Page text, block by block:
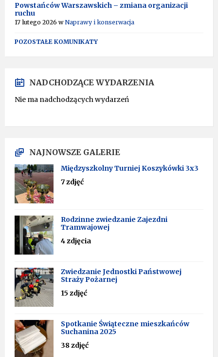
Powstańców Warszawskich – zmiana organizacji
ruchu
17 lutego 2026 wNaprawy i konserwacja
POZOSTAŁE KOMUNIKATY
NADCHODZĄCE WYDARZENIA
Nie ma nadchodzących wydarzeń
NAJNOWSZE GALERIE
Międzyszkolny Turniej Koszykówki 3x3
7 zdjęć
Rodzinne zwiedzanie Zajezdni
Tramwajowej
4 zdjęcia
Zwiedzanie Jednostki Państwowej
Straży Pożarnej
15 zdjęć
Spotkanie Świąteczne mieszkańców
Suchanina 2025
38 zdjęć